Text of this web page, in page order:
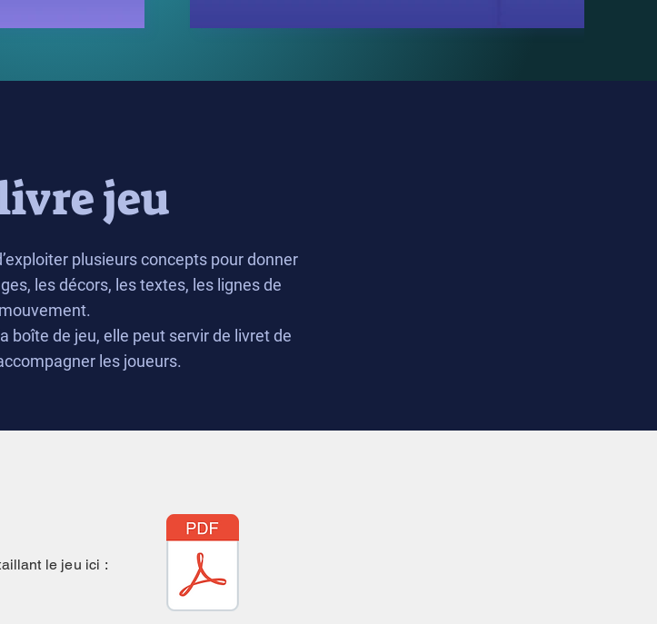
jeu
plusieurs concepts pour donner
les décors, les textes, les lignes de
mouvement.
boîte de jeu, elle peut servir de livret de
les joueurs.
le jeu ici :